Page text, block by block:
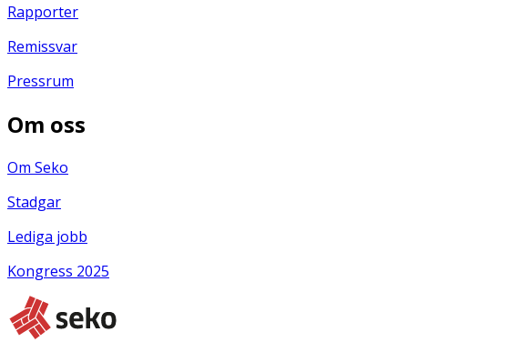
Rapporter
Remissvar
Pressrum
Om oss
Om Seko
Stadgar
Lediga jobb
Kongress 2025